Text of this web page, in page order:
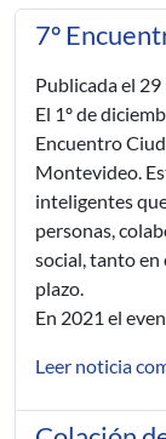
7º
Publicada el 29
El 1º de
Encuentro
Montevideo.
inteligentes
personas,
social, tanto
plazo.
En 2021 el
Leer noticia